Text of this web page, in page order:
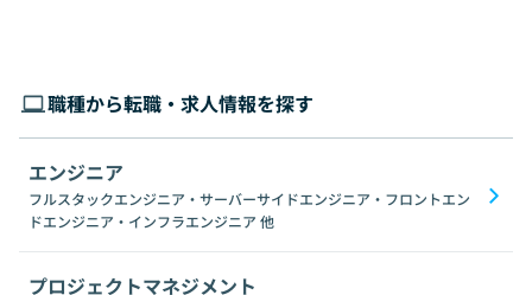
職種から転職・求人情報を探す
エンジニア
フルスタックエンジニア・サーバーサイドエンジニア・フロントエン
ドエンジニア・インフラエンジニア 他
プロジェクトマネジメント